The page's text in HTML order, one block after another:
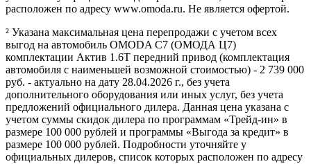
расположен по адресу www.omoda.ru. Не является офертой.
² Указана максимальная цена перепродажи с учетом всех
выгод на автомобиль OMODA C7 (ОМОДА Ц7)
комплектации Актив 1.6T передний привод (комплектация
автомобиля с наименьшей возможной стоимостью) - 2 739 000
руб. - актуально на дату 28.04.2026 г., без учета
дополнительного оборудования или иных услуг, без учета
предложений официального дилера. Данная цена указана с
учетом суммы скидок дилера по программам «Трейд-ин» в
размере 100 000 рублей и программы «Выгода за кредит» в
размере 100 000 рублей. Подробности уточняйте у
официальных дилеров, список которых расположен по адресу